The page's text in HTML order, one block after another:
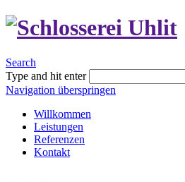
Search
Type and hit enter
Navigation überspringen
Willkommen
Leistungen
Referenzen
Kontakt